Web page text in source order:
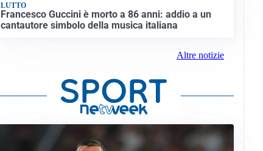
LUTTO
Francesco Guccini è morto a 86 anni: addio a un
cantautore simbolo della musica italiana
Altre notizie